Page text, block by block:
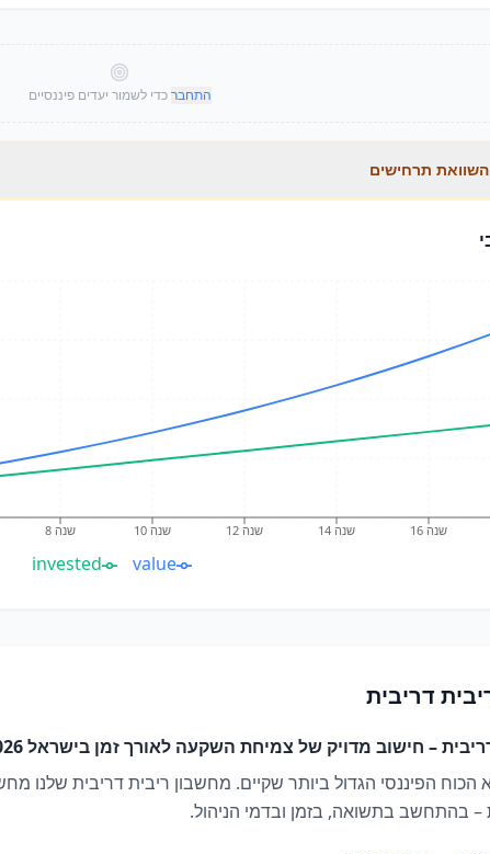
התחברכדי לשמור יעדים פיננסיים
תרחישים
שנה 8 שנה 10 שנה 12 שנה 14 שנה 16
value
invested
דריבית
– חישוב מדויק של צמיחת השקעה לאורך זמן בישראל 2026
הכוח הפיננסי הגדול ביותר שקיים. מחשבון ריבית דריבית שלנו
– בהתחשב בתשואה, בזמן ובדמי הניהול.